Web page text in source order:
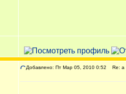
Добавлено: Пт Мар 05, 2010 0:52 Re: а